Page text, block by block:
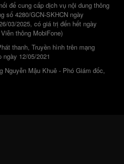
để cung cấp dịch vụ nội dung thông
số 4280/GCN-SKHCN ngày
03/2025, có giá trị đến hết ngày
thông MobiFone)
thanh, Truyền hình trên mạng
12/05/2021
Nguyễn Mậu Khuê - Phó Giám đốc,